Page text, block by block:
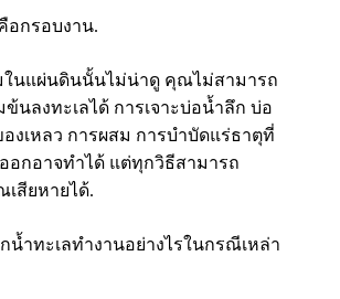
กรอบงาน.
ในแผ่นดินนั้นไม่น่าดู คุณไม่สามารถ
ข้นลงทะเลได้ การเจาะบ่อน้ำลึก บ่อ
งเหลว การผสม การบำบัดแร่ธาตุที่
อกอาจทำได้ แต่ทุกวิธีสามารถ
สียหายได้.
น้ำทะเลทำงานอย่างไรในกรณีเหล่า